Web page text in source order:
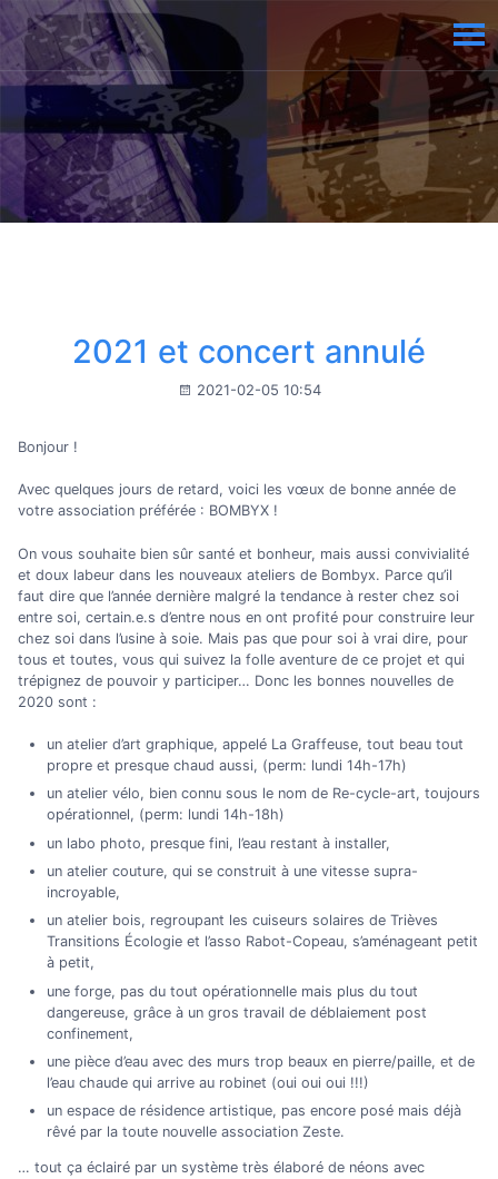
2021 et concert annulé
2021-02-05 10:54
Bonjour !
Avec quelques jours de retard, voici les vœux de bonne année de
votre association préférée : BOMBYX !
On vous souhaite bien sûr santé et bonheur, mais aussi convivialité
et doux labeur dans les nouveaux ateliers de Bombyx. Parce qu’il
faut dire que l’année dernière malgré la tendance à rester chez soi
entre soi, certain.e.s d’entre nous en ont profité pour construire leur
chez soi dans l’usine à soie. Mais pas que pour soi à vrai dire, pour
tous et toutes, vous qui suivez la folle aventure de ce projet et qui
trépignez de pouvoir y participer… Donc les bonnes nouvelles de
2020 sont :
un atelier d’art graphique, appelé La Graffeuse, tout beau tout
propre et presque chaud aussi, (perm: lundi 14h-17h)
un atelier vélo, bien connu sous le nom de Re-cycle-art, toujours
opérationnel, (perm: lundi 14h-18h)
un labo photo, presque fini, l’eau restant à installer,
un atelier couture, qui se construit à une vitesse supra-
incroyable,
un atelier bois, regroupant les cuiseurs solaires de Trièves
Transitions Écologie et l’asso Rabot-Copeau, s’aménageant petit
à petit,
une forge, pas du tout opérationnelle mais plus du tout
dangereuse, grâce à un gros travail de déblaiement post
confinement,
une pièce d’eau avec des murs trop beaux en pierre/paille, et de
l’eau chaude qui arrive au robinet (oui oui oui !!!)
un espace de résidence artistique, pas encore posé mais déjà
rêvé par la toute nouvelle association Zeste.
… tout ça éclairé par un système très élaboré de néons avec